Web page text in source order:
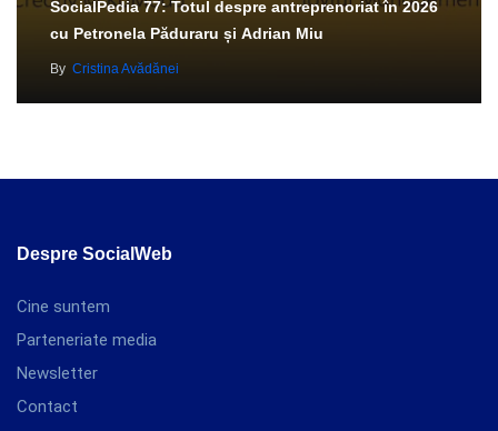
SocialPedia 77: Totul despre antreprenoriat în 2026
cu Petronela Păduraru și Adrian Miu
By Cristina Avădănei
Despre SocialWeb
Cine suntem
Parteneriate media
Newsletter
Contact